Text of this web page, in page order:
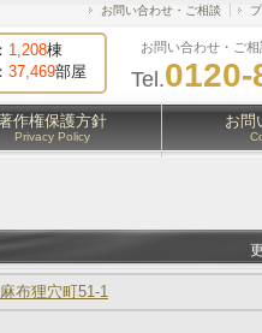
1,208棟
37,469部屋
お問い合わせ・ご
Tel.0120-
お問い合わせ・ご相談
作権保護方針
Privacy Policy
お問
布狸穴町51-1